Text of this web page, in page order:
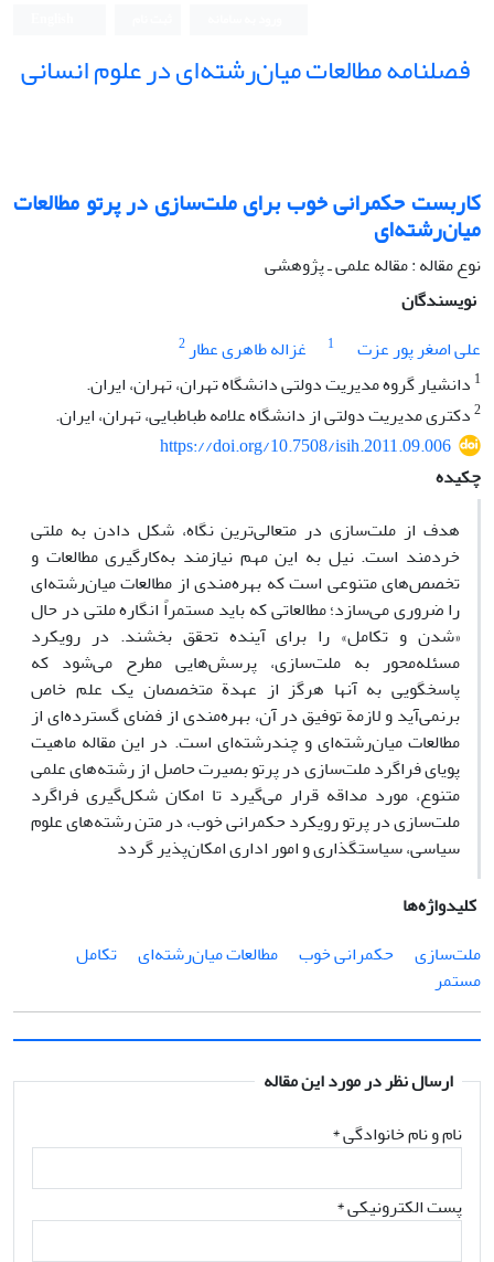
فصلنامه مطالعات میان‌رشته‌ای در علوم انسانی
کاربست حکمرانی خوب برای ملت‌سازی در پرتو مطالعات
میان‌رشته‌ای
نوع مقاله : مقاله علمی ـ پژوهشی
نویسندگان
علی اصغر پور عزت
1 غزاله طاهری عطار2
1 دانشیار گروه مدیریت دولتی دانشگاه تهران، تهران، ایران.
2دکتری مدیریت دولتی از دانشگاه علامه طباطبایی، تهران، ایران.
https://doi.org/10.7508/isih.2011.09.006
چکیده
هدف از ملت‌سازی در متعالی‌ترین نگاه، شکل دادن به ملتی
خردمند است. نیل به این مهم نیازمند به‌کارگیری مطالعات و
تخصص‌های متنوعی است که بهره‌مندی از مطالعات میان‌رشته‌ای
را ضروری می‌سازد؛ مطالعاتی که باید مستمراً انگاره ملتی در حال
«شدن و تکامل» را برای آینده تحقق بخشند. در رویکرد
مسئله‌محور به ملت‌سازی، پرسش‌هایی مطرح می‌شود که
پاسخگویی به آنها هرگز از عهدة متخصصان یک علم خاص
برنمی‌آید و لازمة توفیق در آن، بهره‌مندی از فضای گسترده‌ای از
مطالعات میان‌رشته‌ای و چندرشته‌ای است. در این مقاله ماهیت
پویای فراگرد ملت‌سازی در پرتو بصیرت حاصل از رشته‌های علمی
متنوع، مورد مداقه قرار می‌گیرد تا امکان شکل‌گیری فراگرد
ملت‌سازی در پرتو رویکرد حکمرانی خوب، در متن رشته‌های علوم
سیاسی، سیاستگذاری و امور اداری امکان‌پذیر گردد
کلیدواژه‌ها
ملت‌سازی
حکمرانی خوب مطالعات میان‌رشته‌ای
تکامل
مستمر
ارسال نظر در مورد این مقاله
نام و نام خانوادگی*
پست الکترونیکی*